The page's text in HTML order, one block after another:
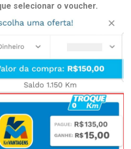
selecionar o voucher.